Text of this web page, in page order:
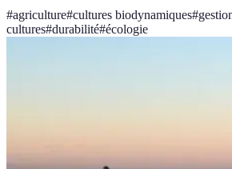
#agriculture#cultures biodynamiques#
cultures#durabilité#écologie